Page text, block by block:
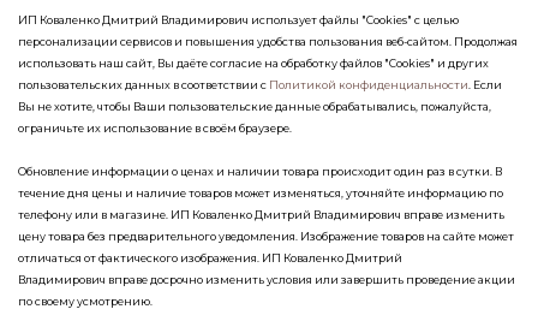
ИП Коваленко Дмитрий Владимирович использует файлы "Cookies" с целью
персонализации сервисов и повышения удобства пользования веб-сайтом. Продолжая
использовать наш сайт, Вы даёте согласие на обработку файлов "Cookies" и других
пользовательских данных в соответствии с Политикой конфиденциальности . Если
Вы не хотите, чтобы Ваши пользовательские данные обрабатывались, пожалуйста,
ограничьте их использование в своём браузере.
Обновление информации о ценах и наличии товара происходит один раз в сутки. В
течение дня цены и наличие товаров может изменяться, уточняйте информацию по
телефону или в магазине. ИП Коваленко Дмитрий Владимирович вправе изменить
цену товара без предварительного уведомления. Изображение товаров на сайте может
отличаться от фактического изображения. ИП Коваленко Дмитрий
Владимирович вправе досрочно изменить условия или завершить проведение акции
по своему усмотрению.